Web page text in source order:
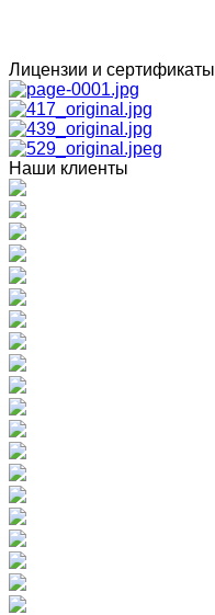
Лицензии и сертификаты
Наши клиенты